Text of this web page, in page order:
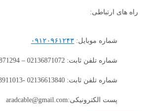
راه های ارتباطی:
شماره موبایل: ۰۹۱۲۰۹۶۱۲۴۳
شماره تلفن ثابت: 02136871072 – 02136871294
شماره تلفن ثابت: 02136613840 -02133911013
پست الکترونیکی:aradcable@gmail.com